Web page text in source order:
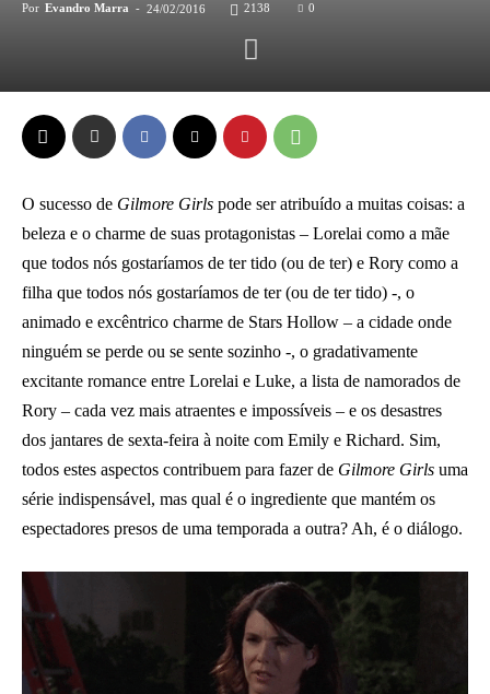
Por Evandro Marra - 24/02/2016 2138 0
O sucesso de Gilmore Girls pode ser atribuído a muitas coisas: a
beleza e o charme de suas protagonistas – Lorelai como a mãe
que todos nós gostaríamos de ter tido (ou de ter) e Rory como a
filha que todos nós gostaríamos de ter (ou de ter tido) -, o
animado e excêntrico charme de Stars Hollow – a cidade onde
ninguém se perde ou se sente sozinho -, o gradativamente
excitante romance entre Lorelai e Luke, a lista de namorados de
Rory – cada vez mais atraentes e impossíveis – e os desastres
dos jantares de sexta-feira à noite com Emily e Richard. Sim,
todos estes aspectos contribuem para fazer de Gilmore Girls uma
série indispensável, mas qual é o ingrediente que mantém os
espectadores presos de uma temporada a outra? Ah, é o diálogo.